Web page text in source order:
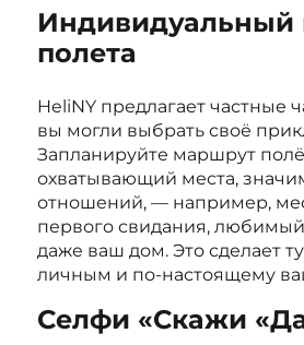
полета
HeliNY предлагает частные
вы могли выбрать своё
Запланируйте маршрут
охватывающий места,
отношений, — например,
первого свидания,
даже ваш дом. Это сделает
личным и по-настоящему
Селфи «Скажи